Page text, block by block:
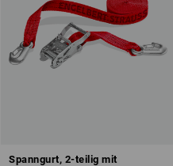
Spanngurt, 2-teilig mit